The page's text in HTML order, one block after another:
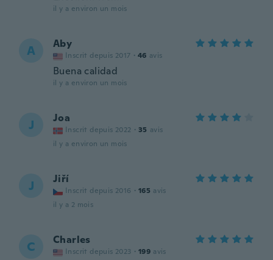
il y a environ un mois
A Aby
Inscrit depuis 2017 · 46 avis
Buena calidad
il y a environ un mois
J Joa
Inscrit depuis 2022 · 35 avis
il y a environ un mois
J Jiří
Inscrit depuis 2016 · 165 avis
il y a 2 mois
C Charles
Inscrit depuis 2023 · 199 avis